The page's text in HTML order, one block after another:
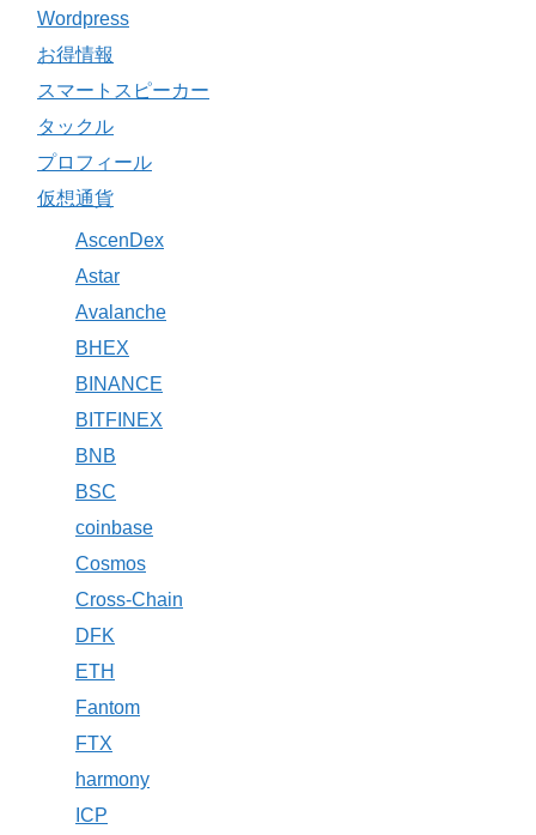
Wordpress
お得情報
スマートスピーカー
タックル
プロフィール
仮想通貨
AscenDex
Astar
Avalanche
BHEX
BINANCE
BITFINEX
BNB
BSC
coinbase
Cosmos
Cross-Chain
DFK
ETH
Fantom
FTX
harmony
ICP